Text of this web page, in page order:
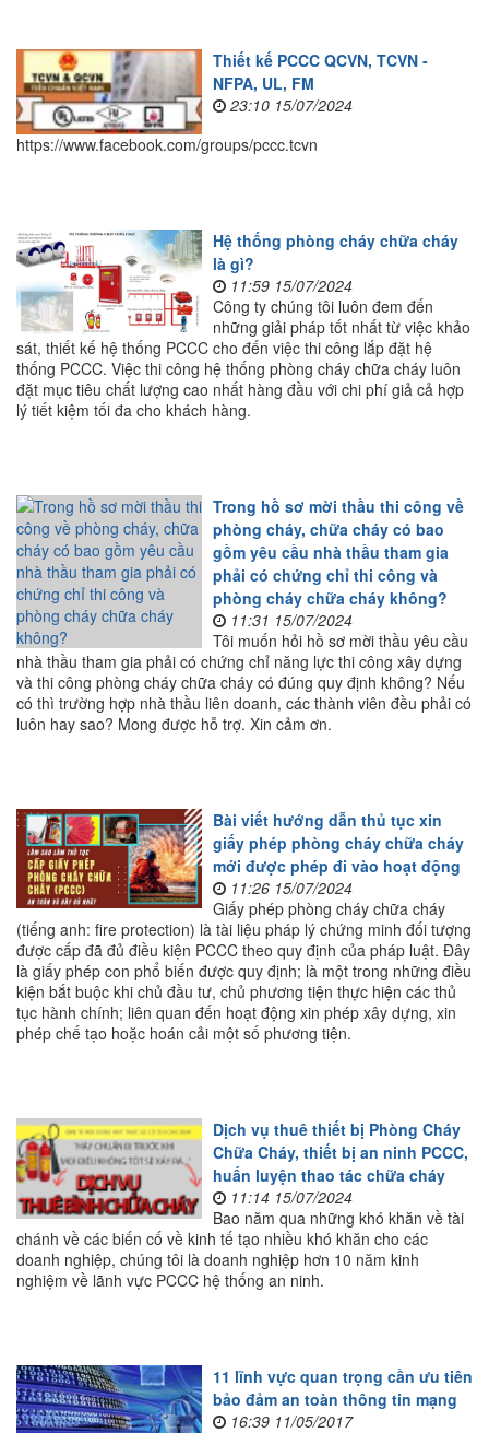
Thiết kế PCCC QCVN, TCVN -
NFPA, UL, FM
23:10 15/07/2024
https://www.facebook.com/groups/pccc.tcvn
Hệ thống phòng cháy chữa cháy
là gì?
11:59 15/07/2024
Công ty chúng tôi luôn đem đến
những giải pháp tốt nhất từ việc khảo
sát, thiết kế hệ thống PCCC cho đến việc thi công lắp đặt hệ
thống PCCC. Việc thi công hệ thống phòng cháy chữa cháy luôn
đặt mục tiêu chất lượng cao nhất hàng đầu với chi phí giả cả hợp
lý tiết kiệm tối đa cho khách hàng.
Trong hồ sơ mời thầu thi công về
phòng cháy, chữa cháy có bao
gồm yêu cầu nhà thầu tham gia
phải có chứng chỉ thi công và
phòng cháy chữa cháy không?
11:31 15/07/2024
Tôi muốn hỏi hồ sơ mời thầu yêu cầu
nhà thầu tham gia phải có chứng chỉ năng lực thi công xây dựng
và thi công phòng cháy chữa cháy có đúng quy định không? Nếu
có thì trường hợp nhà thầu liên doanh, các thành viên đều phải có
luôn hay sao? Mong được hỗ trợ. Xin cảm ơn.
Bài viết hướng dẫn thủ tục xin
giấy phép phòng cháy chữa cháy
mới được phép đi vào hoạt động
11:26 15/07/2024
Giấy phép phòng cháy chữa cháy
(tiếng anh: fire protection) là tài liệu pháp lý chứng minh đối tượng
được cấp đã đủ điều kiện PCCC theo quy định của pháp luật. Đây
là giấy phép con phổ biến được quy định; là một trong những điều
kiện bắt buộc khi chủ đầu tư, chủ phương tiện thực hiện các thủ
tục hành chính; liên quan đến hoạt động xin phép xây dựng, xin
phép chế tạo hoặc hoán cải một số phương tiện.
Dịch vụ thuê thiết bị Phòng Cháy
Chữa Cháy, thiết bị an ninh PCCC,
huấn luyện thao tác chữa cháy
11:14 15/07/2024
Bao năm qua những khó khăn về tài
chánh về các biến cố về kinh tế tạo nhiều khó khăn cho các
doanh nghiệp, chúng tôi là doanh nghiệp hơn 10 năm kinh
nghiệm về lãnh vực PCCC hệ thống an ninh.
11 lĩnh vực quan trọng cần ưu tiên
bảo đảm an toàn thông tin mạng
16:39 11/05/2017